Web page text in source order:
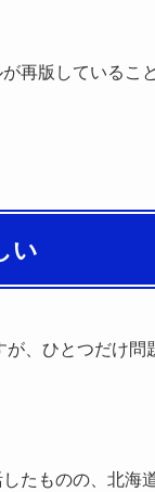
再版しているこ
い
、ひとつだけ問
たものの、北